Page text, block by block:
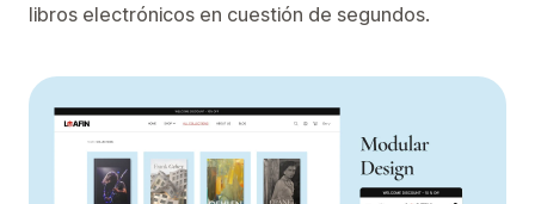
libros electrónicos en cuestión de segundos.